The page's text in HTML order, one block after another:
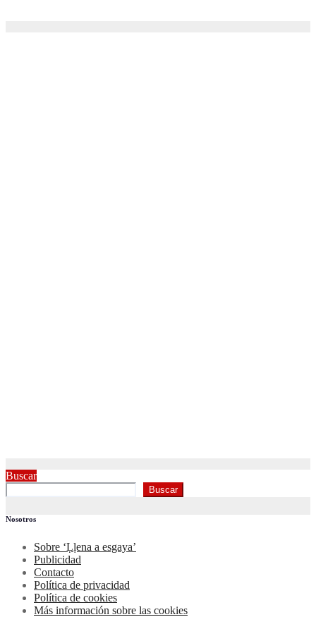
Buscar
Buscar
Nosotros
Sobre ‘Ḷḷena a esgaya’
Publicidad
Contacto
Política de privacidad
Política de cookies
Más información sobre las cookies